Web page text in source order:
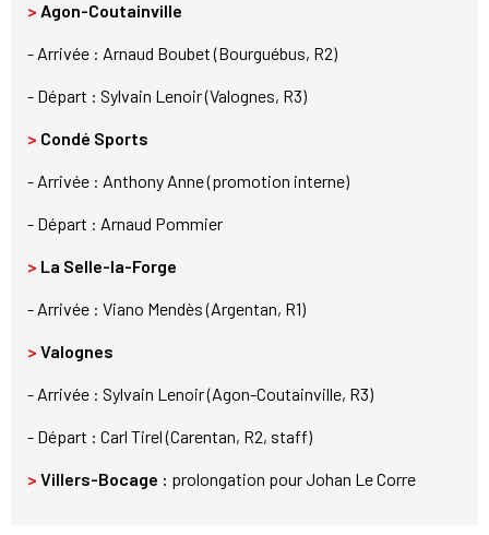
> Agon-Coutainville
- Arrivée : Arnaud Boubet (Bourguébus, R2)
- Départ : Sylvain Lenoir (Valognes, R3)
> Condé Sports
- Arrivée : Anthony Anne (promotion interne)
- Départ : Arnaud Pommier
> La Selle-la-Forge
- Arrivée : Viano Mendès (Argentan, R1)
> Valognes
- Arrivée : Sylvain Lenoir (Agon-Coutainville, R3)
- Départ : Carl Tirel (Carentan, R2, staff)
> Villers-Bocage : prolongation pour Johan Le Corre